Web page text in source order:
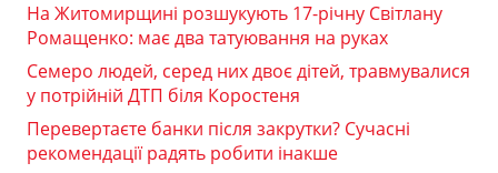
На Житомирщині розшукують 17-річну Світлану
Ромащенко: має два татуювання на руках
Семеро людей, серед них двоє дітей, травмувалися
у потрійній ДТП біля Коростеня
Перевертаєте банки після закрутки? Сучасні
рекомендації радять робити інакше